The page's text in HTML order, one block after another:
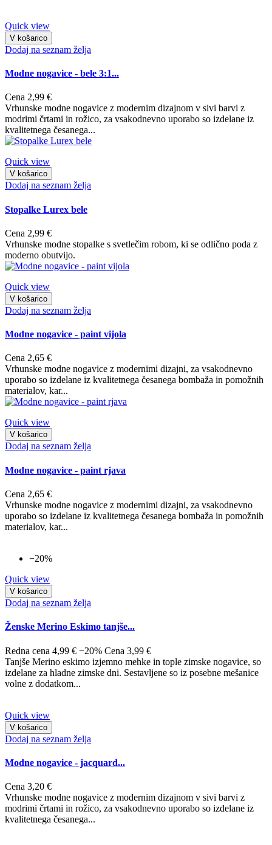
Quick view
V košarico
Dodaj na seznam želja
Modne nogavice - bele 3:1...
Cena 2,99 €
Vrhunske modne nogavice z modernim dizajnom v sivi barvi z
modrimi črtami in rožico, za vsakodnevno uporabo so izdelane iz
kvalitetnega česanega...
Quick view
V košarico
Dodaj na seznam želja
Stopalke Lurex bele
Cena 2,99 €
Vrhunske modne stopalke s svetlečim robom, ki se odlično poda z
moderno obutvijo.
Quick view
V košarico
Dodaj na seznam želja
Modne nogavice - paint vijola
Cena 2,65 €
Vrhunske modne nogavice z modernimi dizajni, za vsakodnevno
uporabo so izdelane iz kvalitetnega česanega bombaža in pomožnih
materialov, kar...
Quick view
V košarico
Dodaj na seznam želja
Modne nogavice - paint rjava
Cena 2,65 €
Vrhunske modne nogavice z modernimi dizajni, za vsakodnevno
uporabo so izdelane iz kvalitetnega česanega bombaža in pomožnih
materialov, kar...
−20%
Quick view
V košarico
Dodaj na seznam želja
Ženske Merino Eskimo tanjše...
Redna cena 4,99 € −20% Cena 3,99 €
Tanjše Merino eskimo izjemno mehke in tople zimske nogavice, so
izdelane za hladne zimske dni. Sestavljene so iz posebne mešanice
volne z dodatkom...
Quick view
V košarico
Dodaj na seznam želja
Modne nogavice - jacquard...
Cena 3,20 €
Vrhunske modne nogavice z modernim dizajnom v sivi barvi z
modrimi črtami in rožico, za vsakodnevno uporabo so izdelane iz
kvalitetnega česanega...